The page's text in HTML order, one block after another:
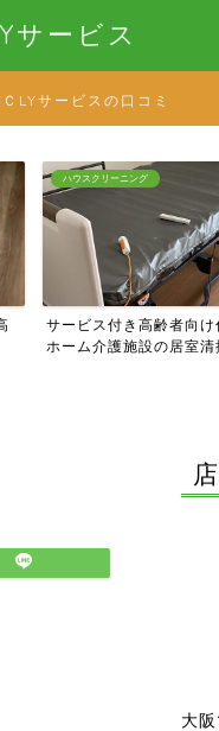
サービス
LYサービスの口コミ
リーニング
付き高齢者向け住宅・老人
介護施設の居室清掃...
大